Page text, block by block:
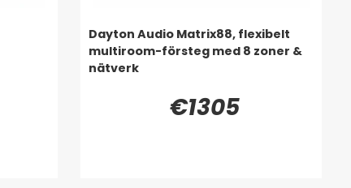
Dayton Audio Matrix88, flexibelt
multiroom-försteg med 8 zoner &
nätverk
€1305